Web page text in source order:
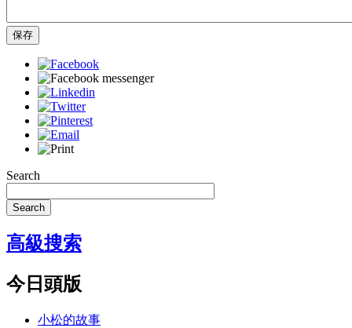
保存
Search
Search
高級搜索
今日頭版
小松的故事